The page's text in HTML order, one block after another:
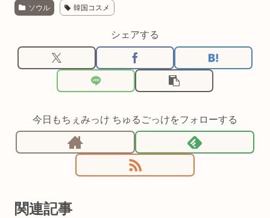
ソウル 韓国コスメ
シェアする
今日もちぇみっけ ちゅるごっけをフォローする
関連記事